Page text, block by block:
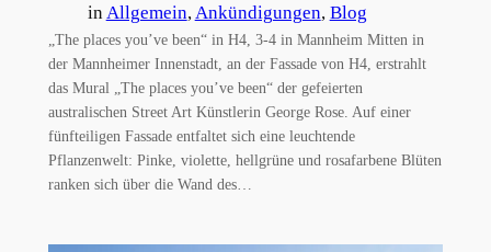
inAllgemein, Ankündigungen, Blog
„The places you’ve been“ in H4, 3-4 in Mannheim Mitten in
der Mannheimer Innenstadt, an der Fassade von H4, erstrahlt
das Mural „The places you’ve been“ der gefeierten
australischen Street Art Künstlerin George Rose. Auf einer
fünfteiligen Fassade entfaltet sich eine leuchtende
Pflanzenwelt: Pinke, violette, hellgrüne und rosafarbene Blüten
ranken sich über die Wand des…